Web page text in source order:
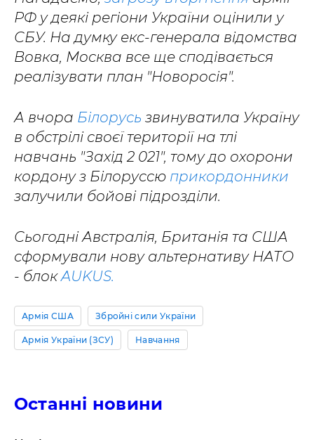
РФ у деякі регіони України оцінили у
СБУ. На думку екс-генерала відомства
Вовка, Москва все ще сподівається
реалізувати план "Новоросія".
А вчора Білорусь звинуватила Україну
в обстрілі своєї території на тлі
навчань "Захід 2 021", тому до охорони
кордону з Білоруссю прикордонники
залучили бойові підрозділи.
Сьогодні Австралія, Британія та США
сформували нову альтернативу НАТО
- блокAUKUS.
Армія США Збройні сили України
Армія України (ЗСУ) Навчання
Останні новини